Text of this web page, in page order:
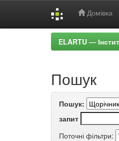
Домівка
ELARTU —
Пошук
Пошук:
запит
Поточні фільтри: